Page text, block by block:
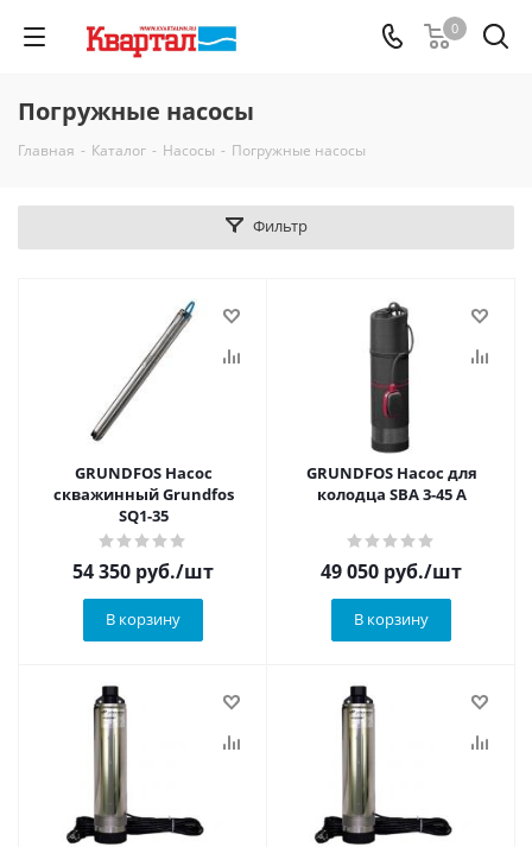
0
Погружные насосы
Главная - Каталог - Насосы - Погружные насосы
Фильтр
GRUNDFOS Насос
скважинный Grundfos
SQ1-35
54 350 руб./шт
В корзину
GRUNDFOS Насос для
колодца SBA 3-45 A
49 050 руб./шт
В корзину